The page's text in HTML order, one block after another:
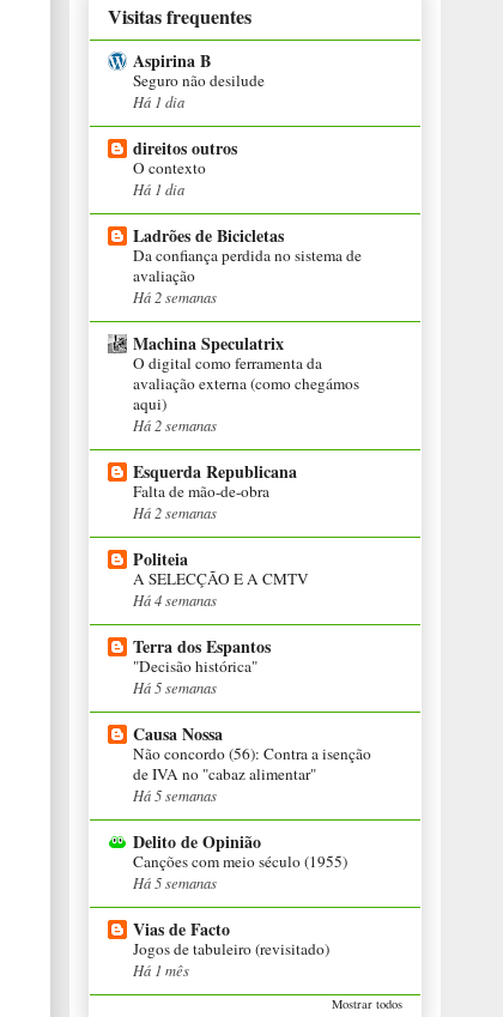
Visitas frequentes
Aspirina B
Seguro não desilude
Há 1 dia
direitos outros
O contexto
Há 1 dia
Ladrões de Bicicletas
Da confiança perdida no sistema de
avaliação
Há 2 semanas
Machina Speculatrix
O digital como ferramenta da
avaliação externa (como chegámos
aqui)
Há 2 semanas
Esquerda Republicana
Falta de mão-de-obra
Há 2 semanas
Politeia
A SELECÇÃO E A CMTV
Há 4 semanas
Terra dos Espantos
"Decisão histórica"
Há 5 semanas
Causa Nossa
Não concordo (56): Contra a isenção
de IVA no "cabaz alimentar"
Há 5 semanas
Delito de Opinião
Canções com meio século (1955)
Há 5 semanas
Vias de Facto
Jogos de tabuleiro (revisitado)
Há 1 mês
Mostrar todos